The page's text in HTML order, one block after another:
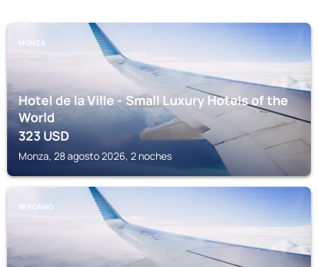
MONZA
Hotel de la Ville - Small Luxury Hotels of the
World
323USD
Monza, 28 agosto 2026, 2 noches
BERGAMO